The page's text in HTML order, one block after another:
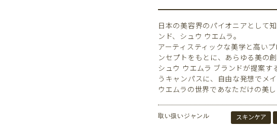
日本の美容界のパイオニアとして
ンド、シュウ ウエムラ。
アーティスティックな美学と高い
ンセプトをもとに、あらゆる美の
シュウ ウエムラ ブランドが提案す
うキャンパスに、自由な発想でメ
ウエムラの世界であなただけの美
取い扱いジャンル スキンケア